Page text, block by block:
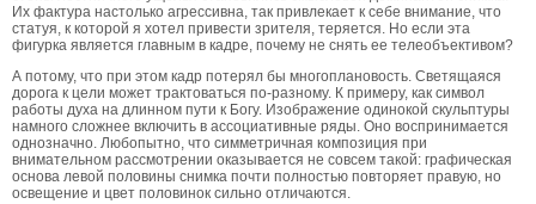
Их фактура настолько агрессивна, так привлекает к себе внимание, что
статуя, к которой я хотел привести зрителя, теряется. Но если эта
фигурка является главным в кадре, почему не снять ее телеобъективом?
А потому, что при этом кадр потерял бы многоплановость. Светящаяся
дорога к цели может трактоваться по-разному. К примеру, как символ
работы духа на длинном пути к Богу. Изображение одинокой скульптуры
намного сложнее включить в ассоциативные ряды. Оно воспринимается
однозначно. Любопытно, что симметричная композиция при
внимательном рассмотрении оказывается не совсем такой: графическая
основа левой половины снимка почти полностью повторяет правую, но
освещение и цвет половинок сильно отличаются.